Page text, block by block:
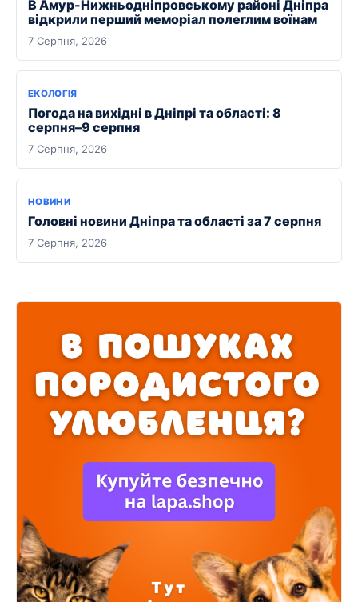
В Амур-Нижньодніпровському районі Дніпра
відкрили перший меморіал полеглим воїнам
7 Серпня, 2026
ЕКОЛОГІЯ
Погода на вихідні в Дніпрі та області: 8
серпня–9 серпня
7 Серпня, 2026
НОВИНИ
Головні новини Дніпра та області за 7 серпня
7 Серпня, 2026